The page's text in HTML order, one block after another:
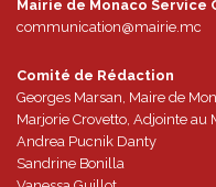
Mairie de Monaco
Place de la Mairie
98000 MONACO